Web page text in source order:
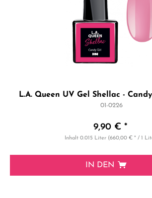
L.A. Queen UV Gel Shellac -
01-0226
9,90 € *
Inhalt 0.015 Liter (660,00 € * / 1
IN DEN